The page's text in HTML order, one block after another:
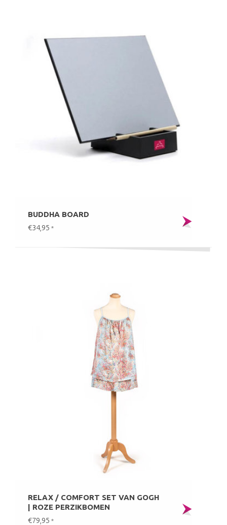
BUDDHA BOARD
€34,95 *
RELAX / COMFORT SET VAN GOGH
| ROZE PERZIKBOMEN
€79,95 *